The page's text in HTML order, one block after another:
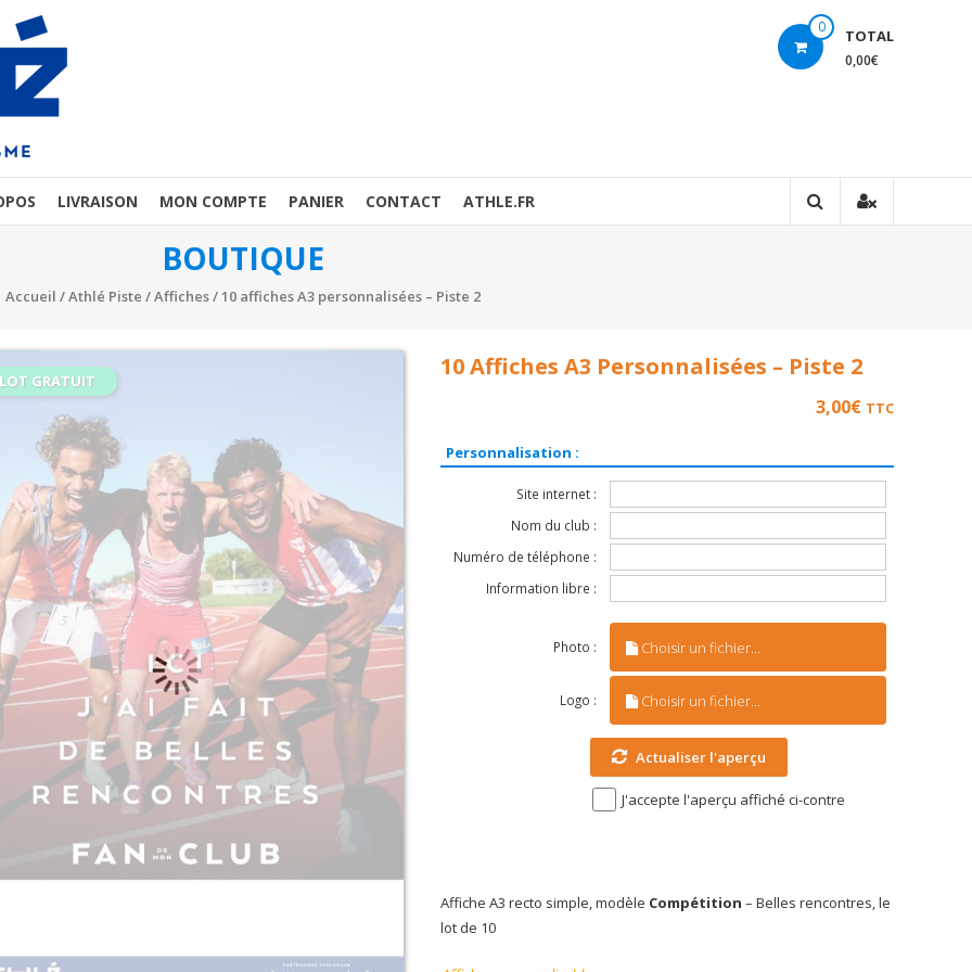
0 TOTAL
0,00€
LIVRAISON MON COMPTE PANIER CONTACT ATHLE.FR
BOUTIQUE
Accueil /Athlé Piste /Affiches/ 10 affiches A3 personnalisées – Piste 2
GRATUIT 10 Affiches A3 Personnalisées – Piste 2
3,00€ TTC
Personnalisation :
Site internet :
Nom du club :
Numéro de téléphone :
Information libre :
Photo : Choisir un fichier...
Logo : Choisir un fichier...
Actualiser l'aperçu
J'accepte l'aperçu affiché ci-contre
Affiche A3 recto simple, modèle Compétition – Belles rencontres, le
lot de 10